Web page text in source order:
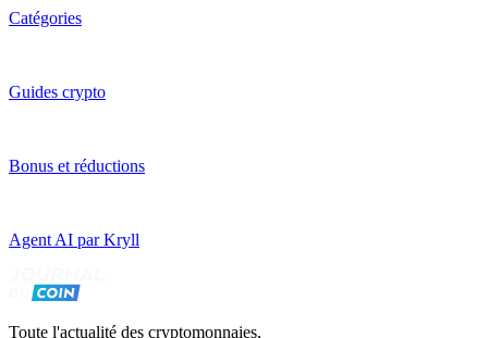
Catégories
Guides crypto
Bonus et réductions
Agent AI par Kryll
Toute l'actualité des cryptomonnaies,